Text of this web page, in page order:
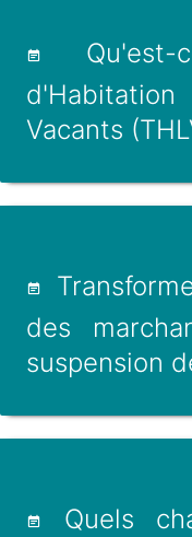
Vacants
des
suspension
Quels